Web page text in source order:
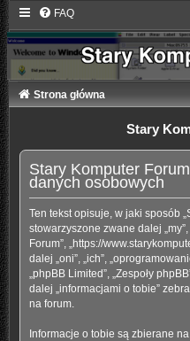
FAQ
Strona główna
Stary
Stary Komputer
danych osobowych
Ten tekst opisuje, w jaki sposób
stowarzyszone zwane dalej „my”,
Forum”, „https://
dalej „oni”, „ich”,
„phpBB Limited”, „Zespoły
dalej „informacjami o tobie”
na forum.
Informacje o tobie są zbierane